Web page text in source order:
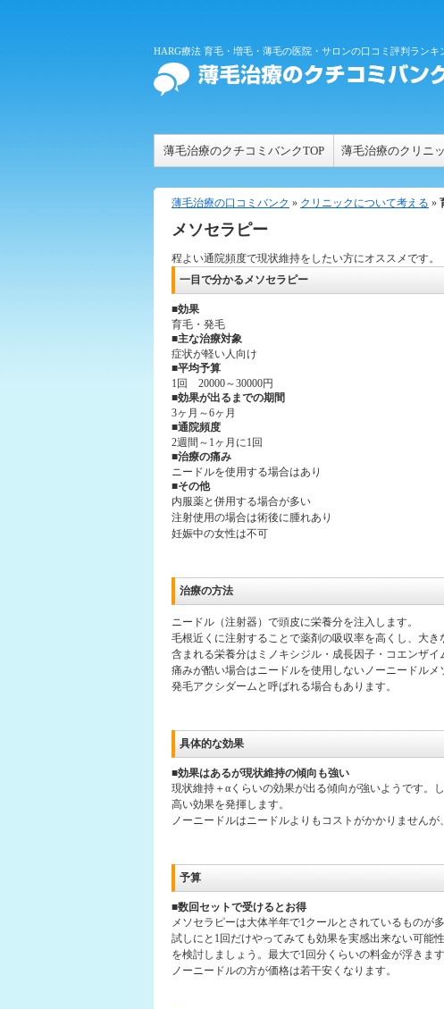
HARG療法 育毛・増毛・薄毛の医院・サロンの口コミ評判ランキ
薄毛治療のクチコミバンクTOP 薄毛治療のクリニ
薄毛治療の口コミバンク » クリニックについて考える »
メソセラピー
程よい通院頻度で現状維持をしたい方にオススメです。
一目で分かるメソセラピー
■効果
育毛・発毛
■主な治療対象
症状が軽い人向け
■平均予算
1回 20000～30000円
■効果が出るまでの期間
3ヶ月～6ヶ月
■通院頻度
2週間～1ヶ月に1回
■治療の痛み
ニードルを使用する場合はあり
■その他
内服薬と併用する場合が多い
注射使用の場合は術後に腫れあり
妊娠中の女性は不可
治療の方法
ニードル（注射器）で頭皮に栄養分を注入します。
毛根近くに注射することで薬剤の吸収率を高くし、大き
含まれる栄養分はミノキシジル・成長因子・コエンザイ
痛みが酷い場合はニードルを使用しないノーニードル
発毛アクシダームと呼ばれる場合もあります。
具体的な効果
■効果はあるが現状維持の傾向も強い
現状維持＋αくらいの効果が出る傾向が強いようです。
高い効果を発揮します。
ノーニードルはニードルよりもコストがかかりません
予算
■数回セットで受けるとお得
メソセラピーは大体半年で1クールとされているものが多
試しにと1回だけやってみても効果を実感出来ない可能
を検討しましょう。最大で1回分くらいの料金が浮きます
ノーニードルの方が価格は若干安くなります。